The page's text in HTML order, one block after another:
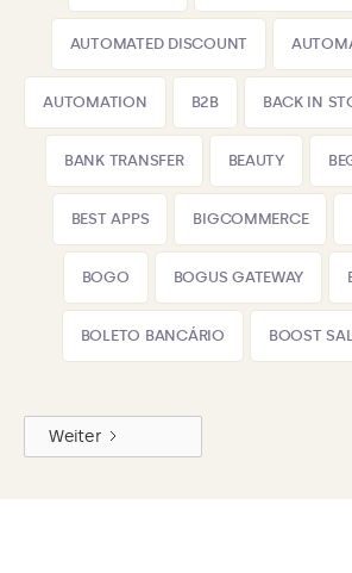
AUTOMATED DISCOUNT
AUTOMATION B2B BACK IN
BANK TRANSFER BEAUTY
BEST APPS BIGCOMMERCE
BOGO BOGUS GATEWAY
BOLETO BANCÁRIO BOOST
Weiter